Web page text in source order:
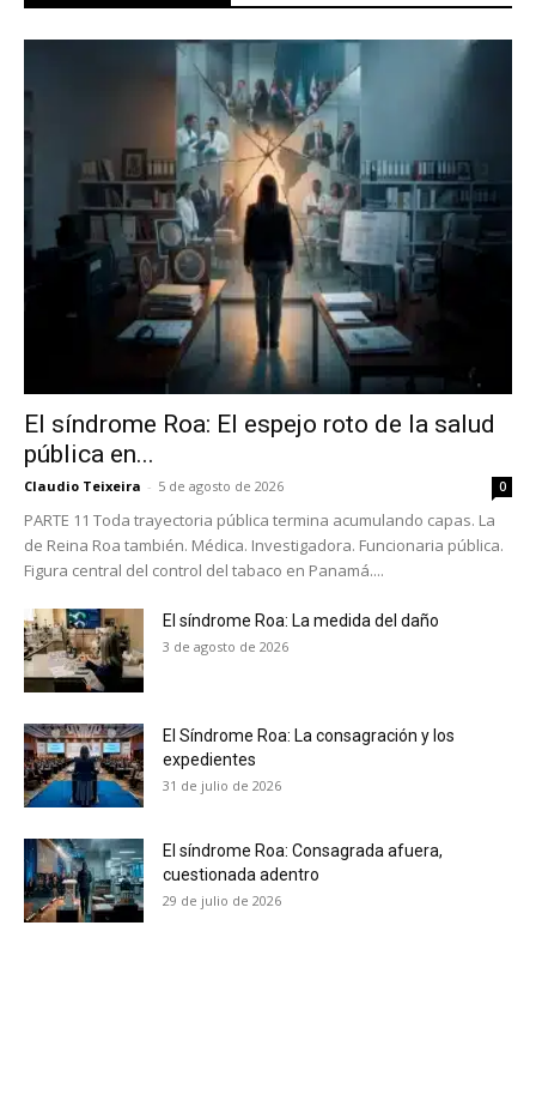
El síndrome Roa: El espejo roto de la salud
pública en...
Claudio Teixeira - 5 de agosto de 2026 0
PARTE 11 Toda trayectoria pública termina acumulando capas. La
de Reina Roa también. Médica. Investigadora. Funcionaria pública.
Figura central del control del tabaco en Panamá....
El síndrome Roa: La medida del daño
3 de agosto de 2026
El Síndrome Roa: La consagración y los
expedientes
31 de julio de 2026
El síndrome Roa: Consagrada afuera,
cuestionada adentro
29 de julio de 2026